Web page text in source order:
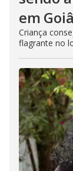
em
Criança
flagrante no